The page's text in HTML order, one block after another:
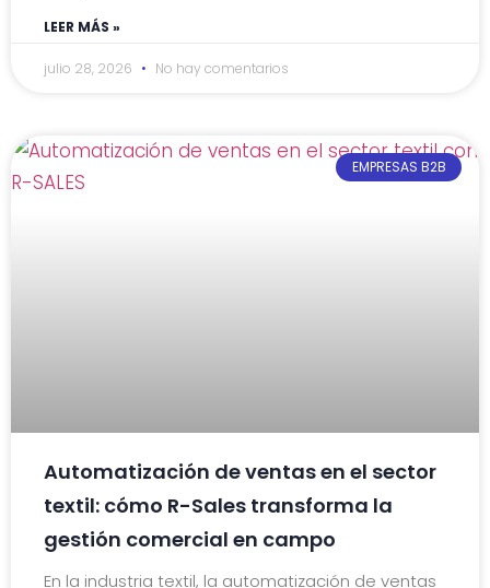
LEER MÁS »
julio 28, 2026 No hay comentarios
EMPRESAS B2B
Automatización de ventas en el sector
textil: cómo R-Sales transforma la
gestión comercial en campo
En la industria textil, la automatización de ventas